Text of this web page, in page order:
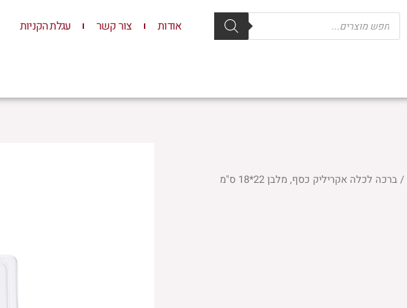
Products
search אודות צור קשר עגלת הקניות
/ ברכה לכלה אקריליק כסף, מלבן 22*18 ס"מ